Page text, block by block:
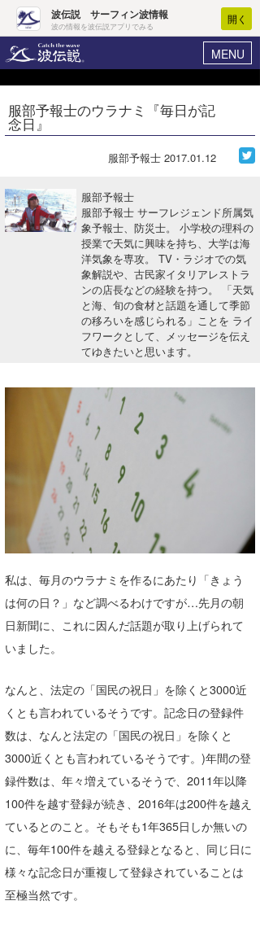
波伝説 サーフィン波情報
波の情報を波伝説アプリでみる
開く
MENU
ヘルプ マイホーム
ログイン
波情報･概況
WAVE HUNTER波予想ツール
サーフィンエリアガイド
会員メニュー
今月のプレゼント
服部予報士のウラナミ『毎日が記
念日』
服部予報士 2017.01.12
服部予報士
服部予報士 サーフレジェンド所属気
象予報士、防災士。 小学校の理科の
授業で天気に興味を持ち、大学は海
洋気象を専攻。 TV・ラジオでの気
象解説や、古民家イタリアレストラ
ンの店長などの経験を持つ。 「天気
と海、旬の食材と話題を通して季節
の移ろいを感じられる」ことを ライ
フワークとして、メッセージを伝え
てゆきたいと思います。
私は、毎月のウラナミを作るにあたり「きょう
は何の日？」など調べるわけですが…先月の朝
日新聞に、これに因んだ話題が取り上げられて
いました。
なんと、法定の「国民の祝日」を除くと3000近
くとも言われているそうです。記念日の登録件
数は、なんと法定の「国民の祝日」を除くと
3000近くとも言われているそうです。)年間の登
録件数は、年々増えているそうで、2011年以降
100件を越す登録が続き、2016年は200件を越え
ているとのこと。そもそも1年365日しか無いの
に、毎年100件を越える登録となると、同じ日に
様々な記念日が重複して登録されていることは
至極当然です。
Core Surf Japan
アート＆エンタメ
ショップ情報
ショップ情報
千葉北
伊豆
千葉南
大阪
沖縄
その他
ルール＆How to
VOTE!
サーファーズ
ライター/寄稿メディア
Core Surf Japan
Naoya Kimoto
mitsuteru Kamio
Yasunari Inoue
Yoshiyuki Obata
メディア
SURFMEDIA
Colors MAGAZINE
WAVAL
波伝説アンバサダー/プロライダー
福島寿実子
中浦“JET”章
波伝説スタッフ
☆加藤
波伝説